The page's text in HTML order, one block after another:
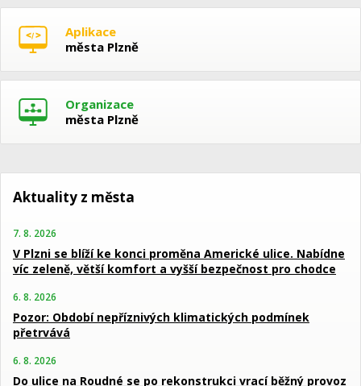
Aplikace
města Plzně
Organizace
města Plzně
Aktuality z města
7. 8. 2026
V Plzni se blíží ke konci proměna Americké ulice. Nabídne
víc zeleně, větší komfort a vyšší bezpečnost pro chodce
6. 8. 2026
Pozor: Období nepříznivých klimatických podmínek
přetrvává
6. 8. 2026
Do ulice na Roudné se po rekonstrukci vrací běžný provoz